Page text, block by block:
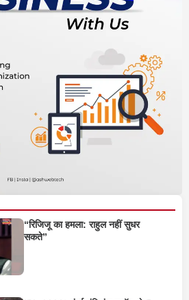
“रिजिजू का हमला: राहुल नहीं सुधर
सकते”